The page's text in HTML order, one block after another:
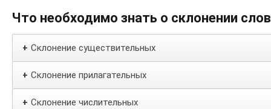
Что необходимо знать о склонении
+ Склонение существительных
+ Склонение прилагательных
+ Склонение числительных